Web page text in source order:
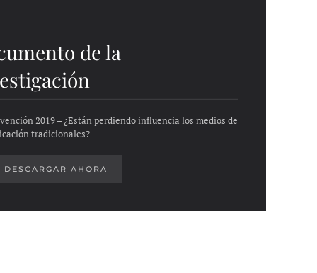
de la
2019 – ¿Están perdiendo influencia los medios de
tradicionales?
DESCARGAR AHORA